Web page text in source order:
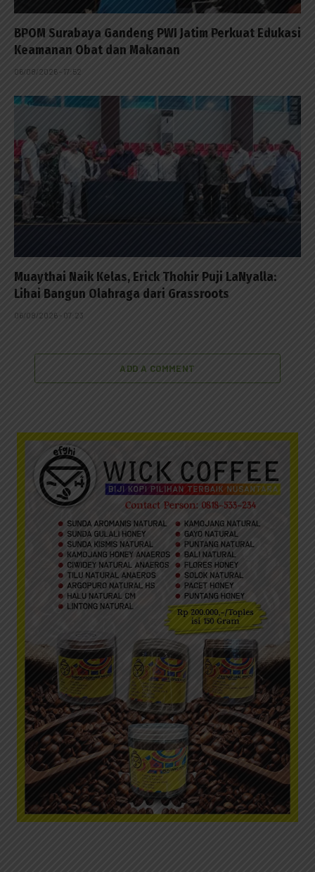
BPOM Surabaya Gandeng PWI Jatim Perkuat Edukasi
Keamanan Obat dan Makanan
06/08/2026 - 17:52
Muaythai Naik Kelas, Erick Thohir Puji LaNyalla:
Lihai Bangun Olahraga dari Grassroots
06/08/2026 - 07:23
ADD A COMMENT